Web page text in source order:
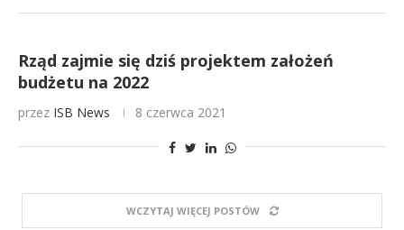
Rząd zajmie się dziś projektem założeń
budżetu na 2022
przez ISB News 8 czerwca 2021
WCZYTAJ WIĘCEJ POSTÓW